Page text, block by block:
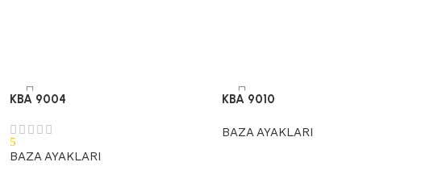
KBA 9004
5
BAZA AYAKLARI
KBA 9010
BAZA AYAKLARI